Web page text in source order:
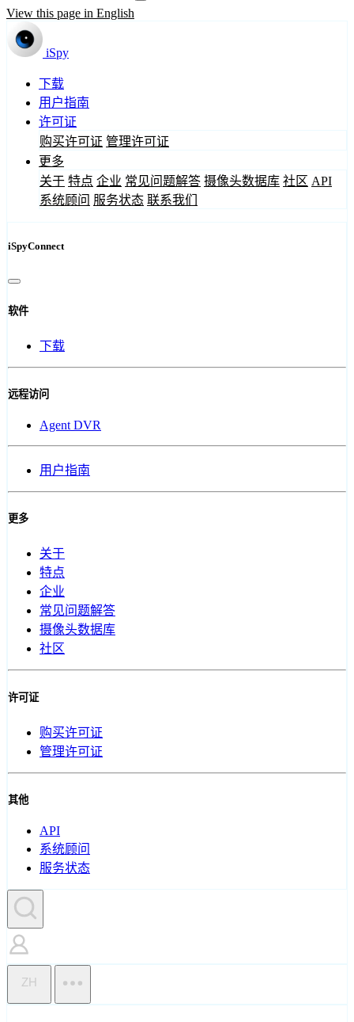
View this page in English
iSpy
下载
用户指南
许可证
购买许可证 管理许可证
更多
关于 特点 企业 常见问题解答 摄像头数据库 社区 API
系统顾问 服务状态 联系我们
iSpyConnect
软件
下载
远程访问
Agent DVR
用户指南
更多
关于
特点
企业
常见问题解答
摄像头数据库
社区
许可证
购买许可证
管理许可证
其他
API
系统顾问
服务状态
ZH